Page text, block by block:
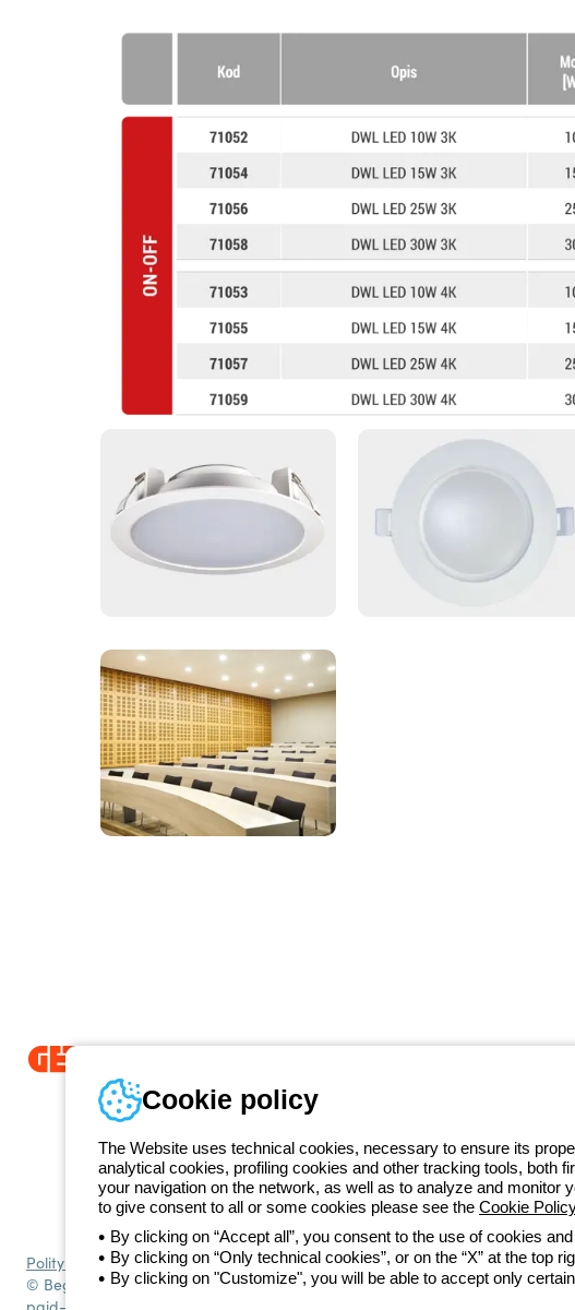
Od 2025 roku firma Beghelli jest częścią Grupy GEWISS, działając w ramach
LightZone, w którym tworzymy zintegrowane rozwiązania oświetleniowe,
Numer telefonu
Od poniedziałku do piątku w godzinach 8:00 do 16:00 +48 32
Polityka prywatnościPolityka cookiesOgólne warunki sprzedażyWszystkie
© Beghelli S.p.A. Sole Shareholder Company - Company subject to the
paid-up capital: 10,000,000 Euro
Cookie policy
The Website uses technical cookies, necessary to ensure its
analytical cookies, profiling cookies and other tracking tools, both
your navigation on the network, as well as to analyze and monitor
to give consent to all or some cookies please see the Cookie Policy
By clicking on “Accept all”, you consent to the use of cookies
By clicking on “Only technical cookies”, or on the “X” at the top
By clicking on "Customize", you will be able to accept only